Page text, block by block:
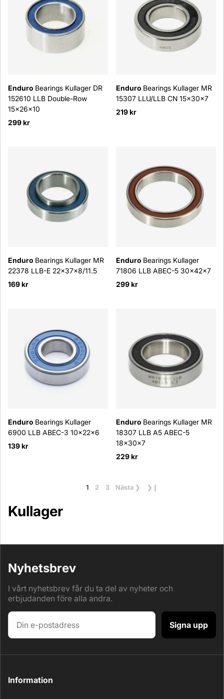
Enduro Bearings Kullager DR
152610 LLB Double-Row
15x26x10
299 kr
Enduro Bearings Kullager MR
15307 LLU/LLB CN 15x30x7
219 kr
Enduro Bearings Kullager MR
22378 LLB-E 22x37x8/11.5
169 kr
Enduro Bearings Kullager
71806 LLB ABEC-5 30x42x7
299 kr
Enduro Bearings Kullager
6900 LLB ABEC-3 10x22x6
139 kr
Enduro Bearings Kullager MR
18307 LLB A5 ABEC-5
18x30x7
229 kr
1 2 3 Nästa ❯ ❯❙
Kullager
Nyhetsbrev
I vårt nyhetsbrev får du ta del av nyheter och
erbjudanden före alla andra.
Signa upp
Information